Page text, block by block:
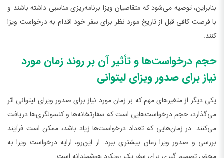
بنابراین، توصیه می‌شود که متقاضیان ویزا برنامه‌ریزی مناسبی داشته باشند و
با فرصت کافی قبل از تاریخ مورد نظر برای سفر خود اقدام به درخواست ویزا
کنند.
حجم درخواست‌ها و تأثیر آن بر روند زمان مورد
نیاز برای صدور ویزای لیتوانی
یکی دیگر از متغیرهای مهم که بر زمان مورد نیاز برای صدور ویزای لیتوانی اثر
می‌گذارد، حجم درخواست‌هایی است که سفارتخانه‌ها و کنسولگری‌ها دریافت
می‌کنند. در زمان‌هایی که تعداد درخواست‌ها زیاد باشد، ممکن است فرآیند
بررسی و صدور ویزا زمان بیشتری ببرد. از این‌رو، ارایه درخواست ویزا به